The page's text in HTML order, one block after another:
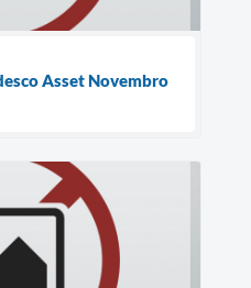
Asset Novembro